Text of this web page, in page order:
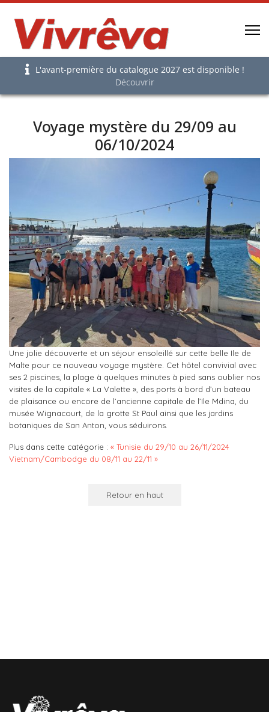
L'avant-première du catalogue 2027 est disponible !
Découvrir
Voyage mystère du 29/09 au
06/10/2024
Une jolie découverte et un séjour ensoleillé sur cette belle Ile de
Malte pour ce nouveau voyage mystère. Cet hôtel convivial avec
ses 2 piscines, la plage à quelques minutes à pied sans oublier nos
visites de la capitale « La Valette », des ports à bord d’un bateau
de plaisance ou encore de l’ancienne capitale de l’Ile Mdina, du
musée Wignacourt, de la grotte St Paul ainsi que les jardins
botaniques de San Anton, vous séduirons.
Plus dans cette catégorie : « Tunisie du 29/10 au 26/11/2024
Vietnam/Cambodge du 08/11 au 22/11 »
Retour en haut